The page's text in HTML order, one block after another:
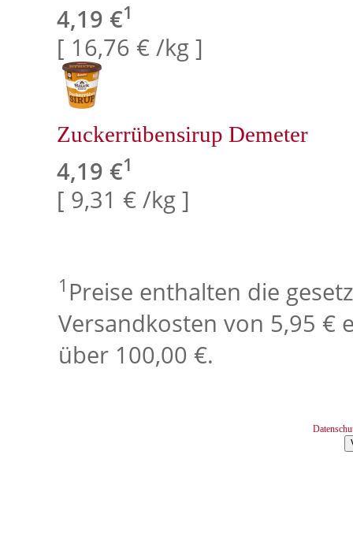
4,19 €1
[ 16,76 € /kg ]
Zuckerrübensirup Demeter
4,19 €1
[ 9,31 € /kg ]
1 Preise enthalten die
Versandkosten von 5,95 €
über 100,00 €.